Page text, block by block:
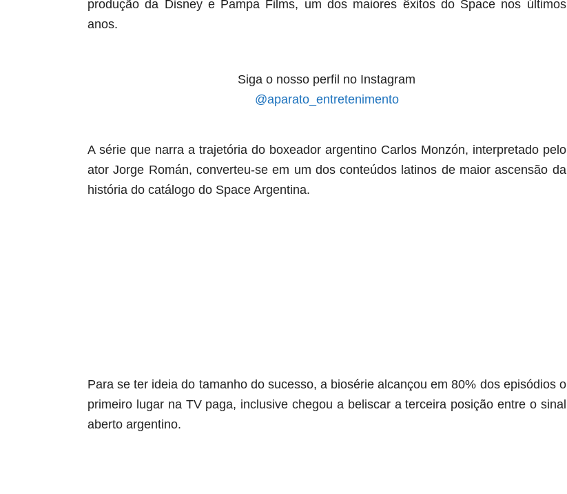
produção da Disney e Pampa Films, um dos maiores êxitos do Space nos últimos
anos.
Siga o nosso perfil no Instagram
@aparato_entretenimento
A série que narra a trajetória do boxeador argentino Carlos Monzón, interpretado pelo
ator Jorge Román, converteu-se em um dos conteúdos latinos de maior ascensão da
história do catálogo do Space Argentina.
Para se ter ideia do tamanho do sucesso, a biosérie alcançou em 80% dos episódios o
primeiro lugar na TV paga, inclusive chegou a beliscar a terceira posição entre o sinal
aberto argentino.